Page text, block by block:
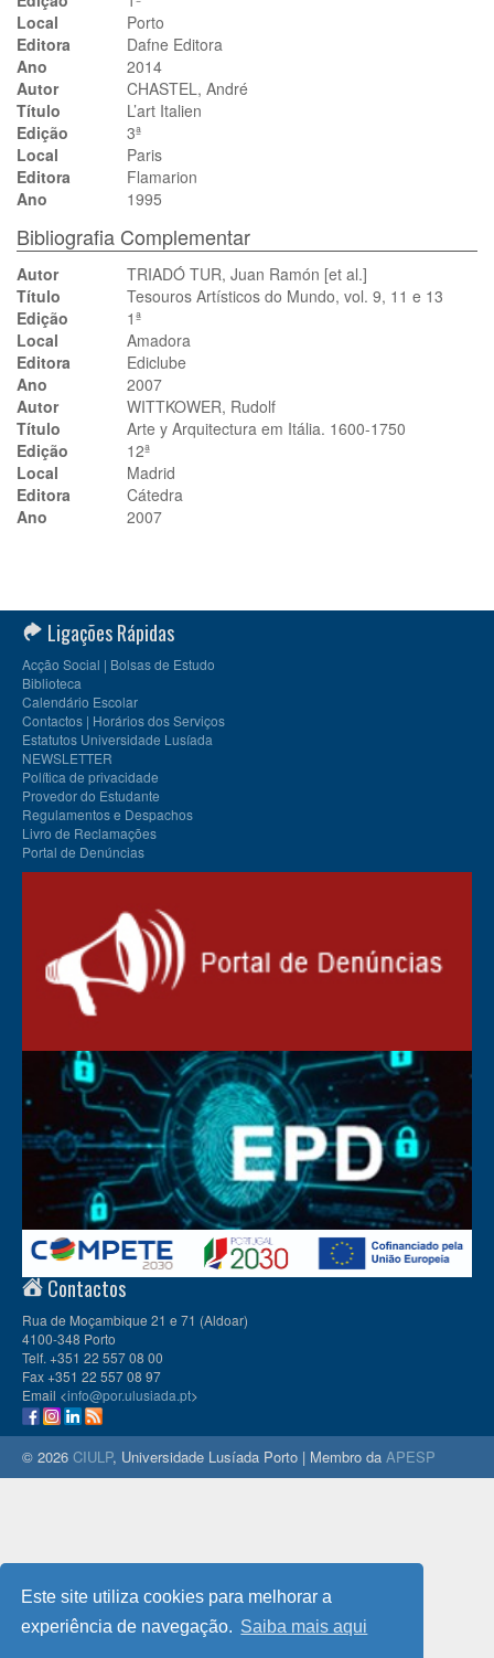
Este site utiliza cookies para melhorar a
experiência de navegação. Saiba mais aqui
Local
Porto
Editora
Dafne Editora
Ano
2014
Autor
CHASTEL, André
Título
L’art Italien
Edição
3ª
Local
Paris
Editora
Flamarion
Ano
1995
Bibliografia Complementar
Autor
TRIADÓ TUR, Juan Ramón [et al.]
Título
Tesouros Artísticos do Mundo, vol. 9, 11 e 13
Edição
1ª
Local
Amadora
Editora
Ediclube
Ano
2007
Autor
WITTKOWER, Rudolf
Título
Arte y Arquitectura em Itália. 1600-1750
Edição
12ª
Local
Madrid
Editora
Cátedra
Ano
2007
Ligações Rápidas
Acção Social | Bolsas de Estudo
Biblioteca
Calendário Escolar
Contactos | Horários dos Serviços
Estatutos Universidade Lusíada
NEWSLETTER
Política de privacidade
Provedor do Estudante
Regulamentos e Despachos
Livro de Reclamações
Portal de Denúncias
Contactos
Rua de Moçambique 21 e 71 (Aldoar)
4100-348 Porto
Telf. +351 22 557 08 00
Fax +351 22 557 08 97
Email <info@por.ulusiada.pt>
© 2026 CIULP, Universidade Lusíada Porto | Membro da APESP